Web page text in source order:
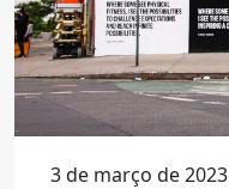
3 de março de 2023